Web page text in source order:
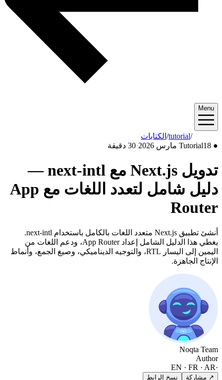
Menu
الكتابات/tutorial
●
Tutorial18 مارس 2026 ·30 دقيقة
تدويل Next.js مع next-intl —
دليل شامل لتعدد اللغات مع App
Router
أنشئ تطبيق Next.js متعدد اللغات بالكامل باستخدام next-intl.
يغطي هذا الدليل الشامل إعداد App Router، ودعم اللغات من
اليمين إلى اليسار RTL، والتوجيه الديناميكي، وصيغ الجمع، وأنماط
الإنتاج الجاهزة.
Noqta Team
Author
EN · FR · AR
↗ مشاركة نسخ الرابط